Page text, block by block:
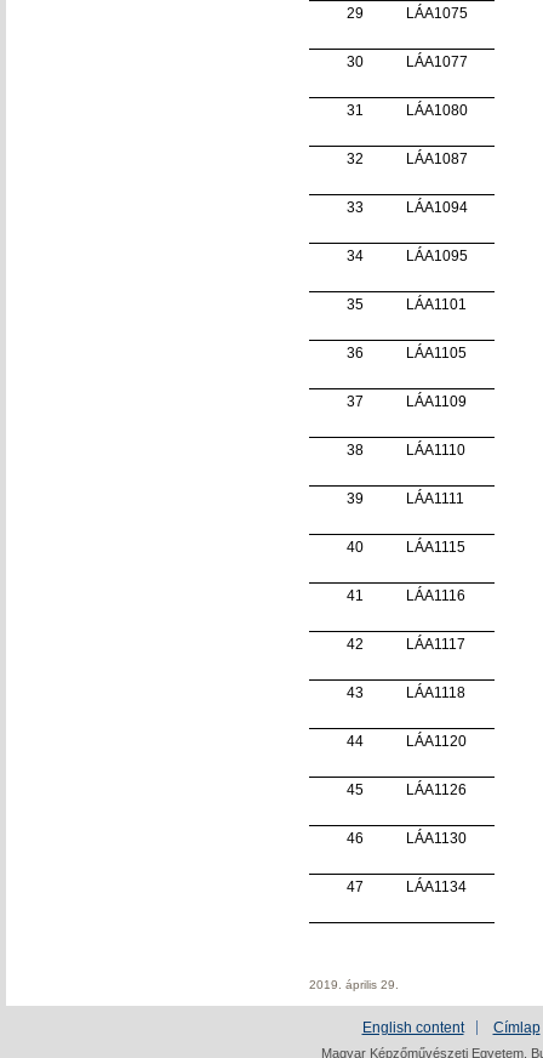
29 LÁA1075
30 LÁA1077
31 LÁA1080
32 LÁA1087
33 LÁA1094
34 LÁA1095
35 LÁA1101
36 LÁA1105
37 LÁA1109
38 LÁA1110
39 LÁA1111
40 LÁA1115
41 LÁA1116
42 LÁA1117
43 LÁA1118
44 LÁA1120
45 LÁA1126
46 LÁA1130
47 LÁA1134
2019. április 29.
English content Címlap
Magyar Képzőművészeti Egyetem,